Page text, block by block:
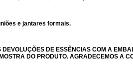
e jantares formais.
DEVOLUÇÕES DE ESSÊNCIAS COM A
DO PRODUTO. AGRADECEMOS A